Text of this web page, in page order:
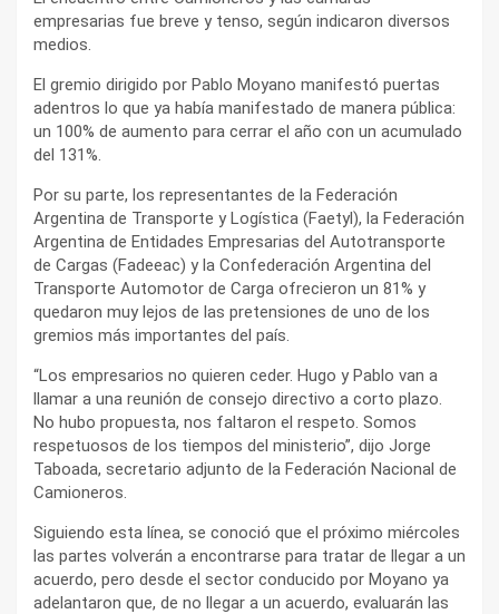
empresarias fue breve y tenso, según indicaron diversos
medios.
El gremio dirigido por Pablo Moyano manifestó puertas
adentros lo que ya había manifestado de manera pública:
un 100% de aumento para cerrar el año con un acumulado
del 131%.
Por su parte, los representantes de la Federación
Argentina de Transporte y Logística (Faetyl), la Federación
Argentina de Entidades Empresarias del Autotransporte
de Cargas (Fadeeac) y la Confederación Argentina del
Transporte Automotor de Carga ofrecieron un 81% y
quedaron muy lejos de las pretensiones de uno de los
gremios más importantes del país.
“Los empresarios no quieren ceder. Hugo y Pablo van a
llamar a una reunión de consejo directivo a corto plazo.
No hubo propuesta, nos faltaron el respeto. Somos
respetuosos de los tiempos del ministerio”, dijo Jorge
Taboada, secretario adjunto de la Federación Nacional de
Camioneros.
Siguiendo esta línea, se conoció que el próximo miércoles
las partes volverán a encontrarse para tratar de llegar a un
acuerdo, pero desde el sector conducido por Moyano ya
adelantaron que, de no llegar a un acuerdo, evaluarán las